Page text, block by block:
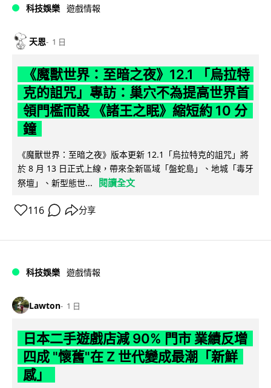
科技娛樂 遊戲情報
天恩 1 日
《魔獸世界：至暗之夜》12.1 「烏拉特
克的詛咒」專訪：巢穴不為提高世界首
領門檻而設 《諸王之眠》縮短約 10 分
鐘
《魔獸世界：至暗之夜》版本更新 12.1「烏拉特克的詛咒」將
於 8 月 13 日正式上線，帶來全新區域「盤蛇島」、地城「毒牙
祭壇」、新型態世...
閱讀全文
116 分享
科技娛樂 遊戲情報
Lawton 1 日
日本二手遊戲店減 90% 門市 業績反增
四成 "懷舊"在 Z 世代變成最潮「新鮮
感」